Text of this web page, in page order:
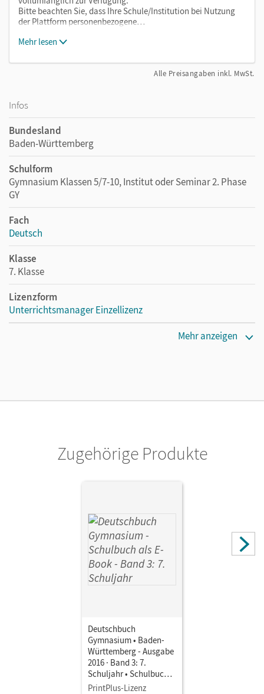
Bitte beachten Sie, dass Ihre Schule/Institution bei Nutzung
der Plattform personenbezogene…
Mehr lesen
Alle Preisangaben inkl. MwSt.
Infos
Bundesland
Baden-Württemberg
Schulform
Gymnasium Klassen 5/7-10, Institut oder Seminar 2. Phase
GY
Fach
Deutsch
Klasse
7. Klasse
Lizenzform
Unterrichtsmanager Einzellizenz
Unterrichtsmanagers solange das Lehrwerk erhältlich ist.
Mehr anzeigen
Zugehörige Produkte
Deutschbuch
Gymnasium • Baden-
Württemberg - Ausgabe
2016 · Band 3: 7.
Schuljahr • Schulbuch
als E-Book
PrintPlus-Lizenz